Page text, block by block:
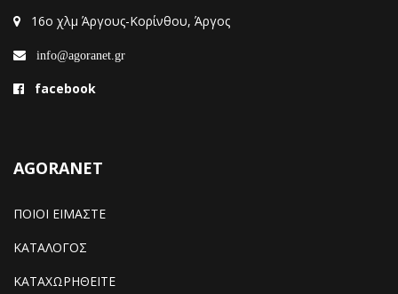
16ο χλμ Άργους-Κορίνθου, Άργος
info@agoranet.gr
facebook
AGORANET
ΠΟΙΟΙ ΕΙΜΑΣΤΕ
ΚΑΤΑΛΟΓΟΣ
ΚΑΤΑΧΩΡΗΘΕΙΤΕ